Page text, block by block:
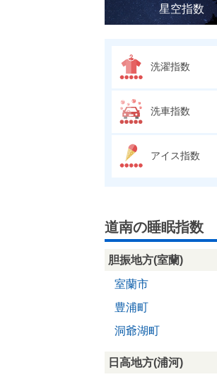
星空指数
洗濯指数
洗車指数
アイス指数
道南の睡眠指数
胆振地方(室蘭)
室蘭市
豊浦町
洞爺湖町
日高地方(浦河)